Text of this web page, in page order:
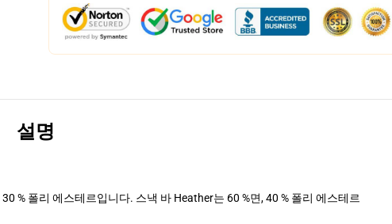
설명
% 폴리 에스테르입니다. 스낵 바 Heather는 60 %면, 40 % 폴리 에스테르